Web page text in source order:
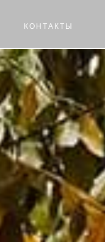
КОНТАКТЫ